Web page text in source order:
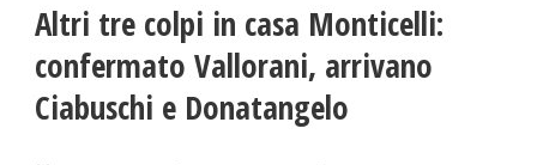
Altri tre colpi in casa Monticelli:
confermato Vallorani, arrivano
Ciabuschi e Donatangelo